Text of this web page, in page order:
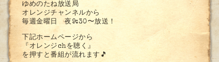
ゆめのたね放送局
オレンジチャンネルから
毎週金曜日 夜9:30〜放送！
下記ホームページから
『オレンジchを聴く』
を押すと番組が流れます🎵